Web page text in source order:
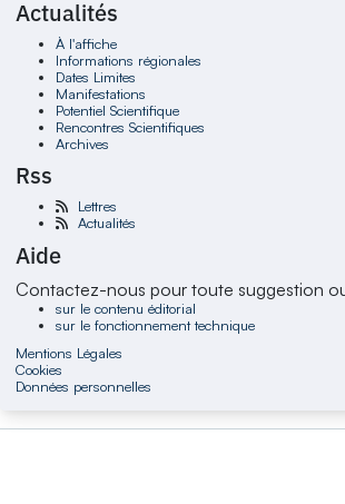
Actualités
À l'affiche
Informations régionales
Dates Limites
Manifestations
Potentiel Scientifique
Rencontres Scientifiques
Archives
Rss
Lettres
Actualités
Aide
Contactez-nous pour toute suggestion
sur le contenu éditorial
sur le fonctionnement technique
Mentions Légales
Cookies
Données personnelles